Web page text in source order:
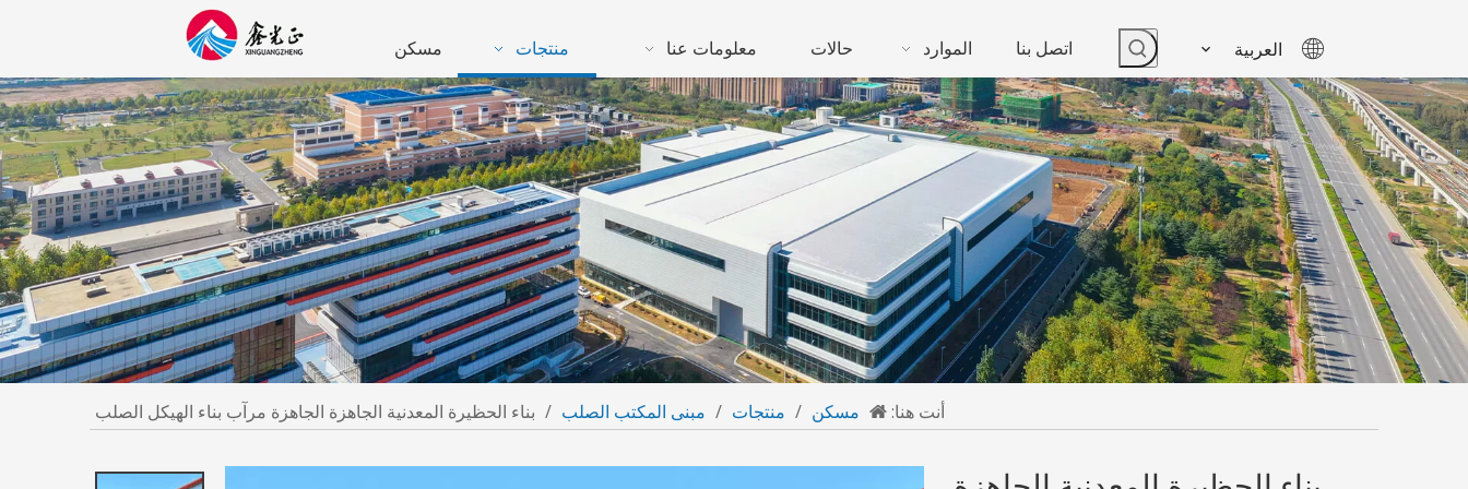
اتصل بنا الموارد حالات معلومات عنا منتجات مسكن العربية
أنت هنا: مسكن / منتجات / مبنى المكتب الصلب / بناء الحظيرة المعدنية الجاهزة الجاهزة مرآب بناء الهيكل الصلب